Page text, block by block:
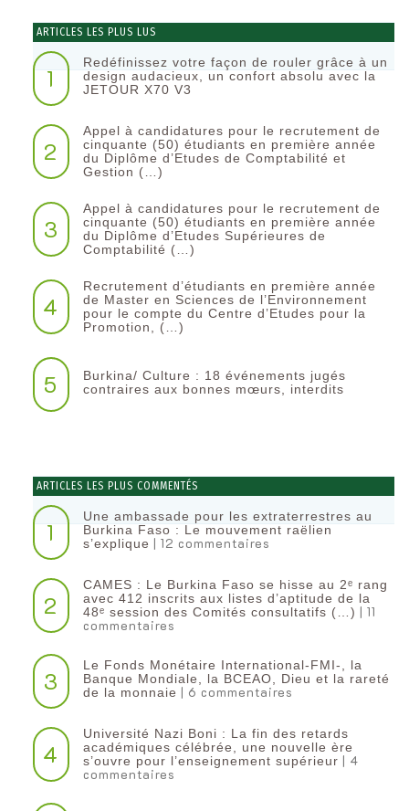
ARTICLES LES PLUS LUS
1
Redéfinissez votre façon de rouler grâce à un
design audacieux, un confort absolu avec la
JETOUR X70 V3
2
Appel à candidatures pour le recrutement de
cinquante (50) étudiants en première année
du Diplôme d’Etudes de Comptabilité et
Gestion (…)
3
Appel à candidatures pour le recrutement de
cinquante (50) étudiants en première année
du Diplôme d’Etudes Supérieures de
Comptabilité (…)
4
Recrutement d’étudiants en première année
de Master en Sciences de l’Environnement
pour le compte du Centre d’Etudes pour la
Promotion, (…)
5
Burkina/ Culture : 18 événements jugés
contraires aux bonnes mœurs, interdits
ARTICLES LES PLUS COMMENTÉS
1
Une ambassade pour les extraterrestres au
Burkina Faso : Le mouvement raëlien
s’explique | 12 commentaires
2
CAMES : Le Burkina Faso se hisse au 2ᵉ rang
avec 412 inscrits aux listes d’aptitude de la
48ᵉ session des Comités consultatifs (…) | 11
commentaires
3
Le Fonds Monétaire International-FMI-, la
Banque Mondiale, la BCEAO, Dieu et la rareté
de la monnaie | 6 commentaires
4
Université Nazi Boni : La fin des retards
académiques célébrée, une nouvelle ère
s’ouvre pour l’enseignement supérieur | 4
commentaires